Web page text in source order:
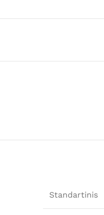
Standartinis